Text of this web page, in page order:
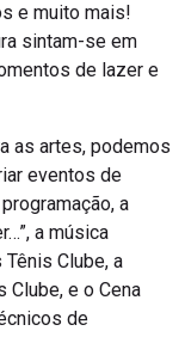
e muito mais!
sintam-se em
de lazer e
as artes, podemos
eventos de
a
a música
Clube, a
Clube, e o Cena
de